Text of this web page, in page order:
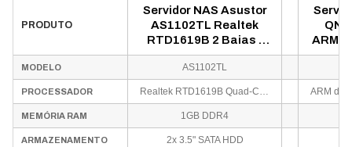
PRODUTO
Servidor NAS Asustor
AS1102TL Realtek
RTD1619B 2 Baias -
Preto
ARM
A55
MODELO AS1102TL
PROCESSADOR Realtek RTD1619B Quad-Core 1.7GHz
MEMÓRIA RAM 1GB DDR4
ARMAZENAMENTO 2x 3.5" SATA HDD